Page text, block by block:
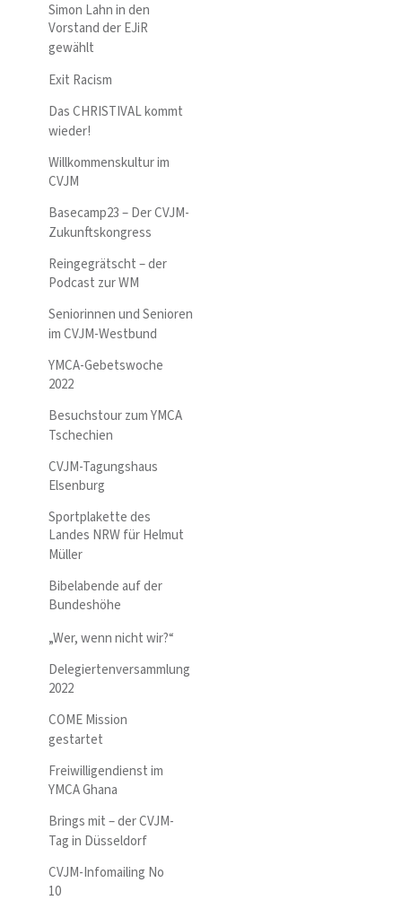
Simon Lahn in den
Vorstand der EJiR
gewählt
Exit Racism
Das CHRISTIVAL kommt
wieder!
Willkommenskultur im
CVJM
Basecamp23 – Der CVJM-
Zukunftskongress
Reingegrätscht – der
Podcast zur WM
Seniorinnen und Senioren
im CVJM-Westbund
YMCA-Gebetswoche
2022
Besuchstour zum YMCA
Tschechien
CVJM-Tagungshaus
Elsenburg
Sportplakette des
Landes NRW für Helmut
Müller
Bibelabende auf der
Bundeshöhe
„Wer, wenn nicht wir?“
Delegiertenversammlung
2022
COME Mission
gestartet
Freiwilligendienst im
YMCA Ghana
Brings mit – der CVJM-
Tag in Düsseldorf
CVJM-Infomailing No
10